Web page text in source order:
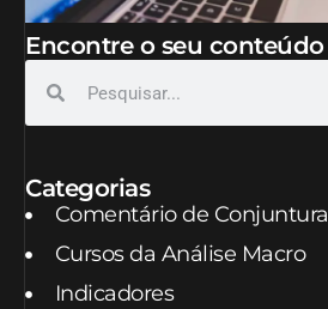
Encontre o seu conteúdo
Categorias
Comentário de Conjuntura
Cursos da Análise Macro
Indicadores